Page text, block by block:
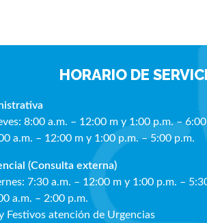
HORARIO DE
8:00 a.m. – 12:00 m y 1:00 p.m. –
a.m. – 12:00 m y 1:00 p.m. – 5:00 p.m.
(Consulta externa)
7:30 a.m. – 12:00 m y 1:00 p.m. –
a.m. – 2:00 p.m.
Festivos atención de Urgencias